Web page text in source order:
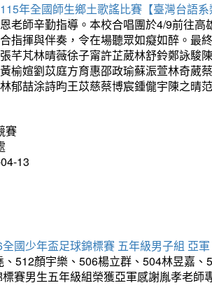
年全國師生鄉土歌謠比賽【臺灣台語
老師辛勤指導。本校合唱團於4/9前往
指揮與伴奏，令在場聽眾如癡如醉。最
芊芃林晴薇徐子甯許芷葳林舒鈴鄭詠駿
榆媗劉苡庭方育惠邵政瑜蘇浱萱林奇葳
郁喆涂詩昀王苡慈蔡博宸鍾儱宇陳之晴
賽
13
國少年盃足球錦標賽 五年級男子組 亞軍
512顏宇樂、506楊立群、504林昱嘉
賽男生五年級組榮獲亞軍感謝胤孝老師